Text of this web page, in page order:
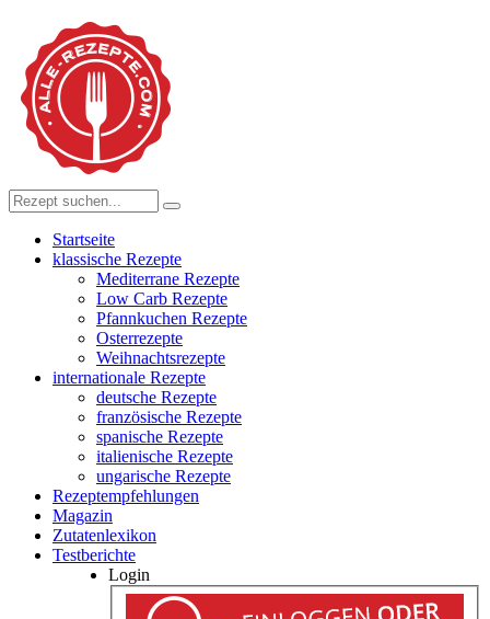
Startseite
klassische Rezepte
Mediterrane Rezepte
Low Carb Rezepte
Pfannkuchen Rezepte
Osterrezepte
Weihnachtsrezepte
internationale Rezepte
deutsche Rezepte
französische Rezepte
spanische Rezepte
italienische Rezepte
ungarische Rezepte
Rezeptempfehlungen
Magazin
Zutatenlexikon
Testberichte
Login